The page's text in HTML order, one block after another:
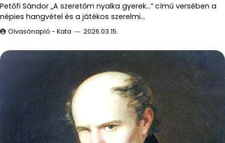
Petőfi Sándor „A szeretőm nyalka gyerek...” című versében a
népies hangvétel és a játékos szerelmi…
Olvasónapló - Kata 2026.03.15.